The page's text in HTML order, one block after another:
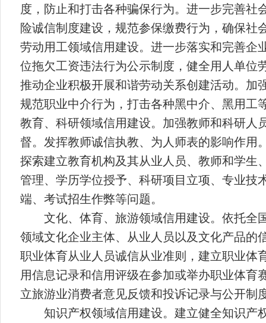
度，防止和打击各种骗保行为。进一步完善
险诚信制度建设，规范参保缴费行为，确保社
劳动用工领域信用建设。进一步落实和完善企
位拖欠工资违法行为公示制度，健全用人单位
推动企业积极开展和谐劳动关系创建活动。加
规范职业中介行为，打击各种黑中介、黑用工
教育、科研领域信用建设。加强教师和科研人
督。发挥教师诚信执教、为人师表的影响作用
探索建立教育机构及其从业人员、教师和学生
管理、学历学位授予、科研项目立项、专业技
端、考试招生作弊等问题。
文化、体育、旅游领域信用建设。依托全
领域文化企业主体、从业人员以及文化产品的
职业体育从业人员诚信从业准则，建立职业体
用信息记录和信用评级在参加或举办职业体
立旅游业消费者意见反馈和投诉记录与公开制
知识产权领域信用建设。建立健全知识产